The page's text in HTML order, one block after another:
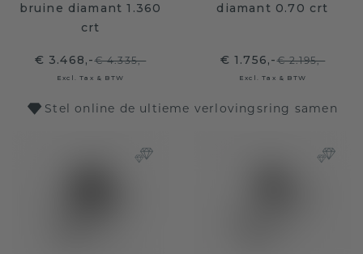
bruine diamant 1.360
crt
€ 3.468,-€ 4.335,-
Excl. Tax & BTW
diamant 0.70 crt
€ 1.756,-€ 2.195,-
Excl. Tax & BTW
Stel online de ultieme verlovingsring samen